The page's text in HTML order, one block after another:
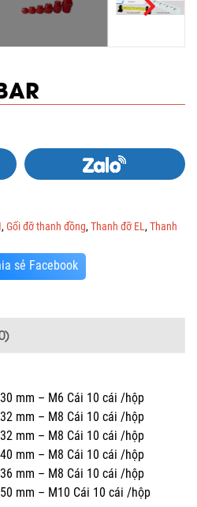
, Gối đỡ thanh đồng, Thanh đỡ EL , Thanh
sẻ Facebook
mm – M6 Cái 10 cái /hộp
mm – M8 Cái 10 cái /hộp
mm – M8 Cái 10 cái /hộp
mm – M8 Cái 10 cái /hộp
mm – M8 Cái 10 cái /hộp
mm – M10 Cái 10 cái /hộp